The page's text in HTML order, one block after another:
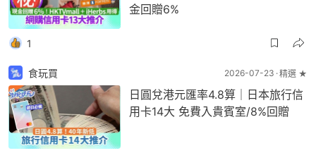
金回贈6%
1
食玩買 2026-07-23 精選 ★
日圓兌港元匯率4.8算｜日本旅行信
用卡14大 免費入貴賓室/8%回贈